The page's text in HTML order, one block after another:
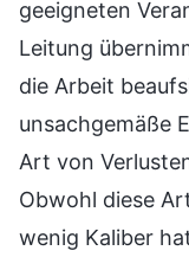
geeigneten
Leitung
die Arbeit
unsachgemäße
Art von
Obwohl diese
wenig Kaliber